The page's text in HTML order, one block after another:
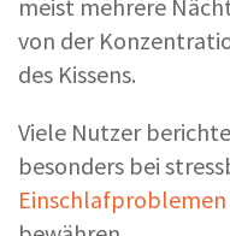
meist mehrere
von der
des Kissens.
Viele Nutzer
besonders bei
Einschlafproblemen